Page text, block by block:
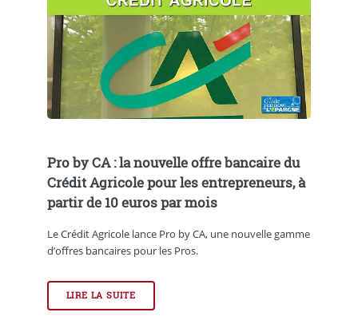
Pro by CA : la nouvelle offre bancaire du
Crédit Agricole pour les entrepreneurs, à
partir de 10 euros par mois
Le Crédit Agricole lance Pro by CA, une nouvelle gamme
d’offres bancaires pour les Pros.
LIRE LA SUITE